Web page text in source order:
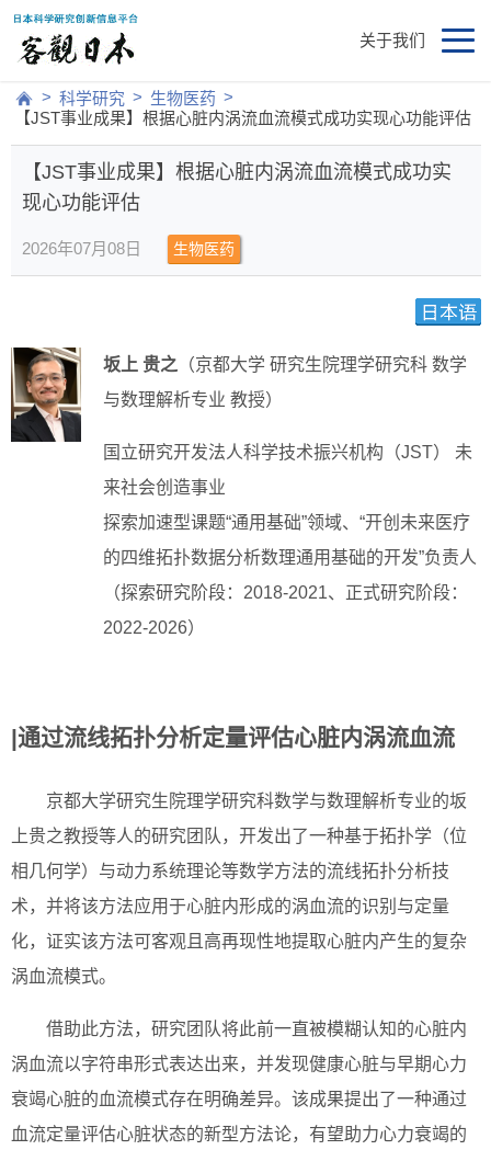
关于我们
> 科学研究 > 生物医药 >
【JST事业成果】根据心脏内涡流血流模式成功实现心功能评估
【JST事业成果】根据心脏内涡流血流模式成功实
现心功能评估
2026年07月08日 生物医药
坂上 贵之 （京都大学 研究生院理学研究科 数学
与数理解析专业 教授）
国立研究开发法人科学技术振兴机构（JST） 未
来社会创造事业
探索加速型课题“通用基础”领域、“开创未来医疗
的四维拓扑数据分析数理通用基础的开发”负责人
（探索研究阶段：2018-2021、正式研究阶段：
2022-2026）
|通过流线拓扑分析定量评估心脏内涡流血流
京都大学研究生院理学研究科数学与数理解析专业的坂
上贵之教授等人的研究团队，开发出了一种基于拓扑学（位
相几何学）与动力系统理论等数学方法的流线拓扑分析技
术，并将该方法应用于心脏内形成的涡血流的识别与定量
化，证实该方法可客观且高再现性地提取心脏内产生的复杂
涡血流模式。
借助此方法，研究团队将此前一直被模糊认知的心脏内
涡血流以字符串形式表达出来，并发现健康心脏与早期心力
衰竭心脏的血流模式存在明确差异。该成果提出了一种通过
血流定量评估心脏状态的新型方法论，有望助力心力衰竭的